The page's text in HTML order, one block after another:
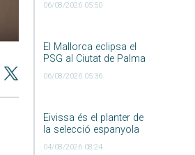
06/08/2026 05:50
El Mallorca eclipsa el
PSG al Ciutat de Palma
06/08/2026 05:36
Eivissa és el planter de
la selecció espanyola
04/08/2026 08:24